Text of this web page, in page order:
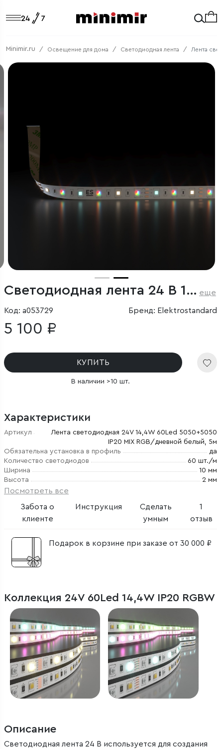
Minimir.ru Освещение для дома Светодиодная лента Лента
Светодиодная лента 24 В 14,4 Вт/м 60 Led/м 5050+5050 IP20, MIX RGB/дневной белый 4200K, 5 м еще
Код: a053729 Бренд: Elektrostandard
5 100 ₽
КУПИТЬ
В наличии >10 шт.
Характеристики
Артикул
Лента светодиодная 24V 14,4W 60Led 5050+5050
IP20 MIX RGB/дневной белый, 5м
Обязательна установка в профиль
да
Количество светодиодов
60 шт./м
Ширина
10 мм
Высота
2 мм
Посмотреть все
Забота о
клиенте
Инструкция
Сделать
умным
1
отзыв
Подарок в корзине при заказе от 30 000 ₽
Коллекция 24V 60Led 14,4W IP20 RGBW
Описание
Светодиодная лента 24 В используется для создания